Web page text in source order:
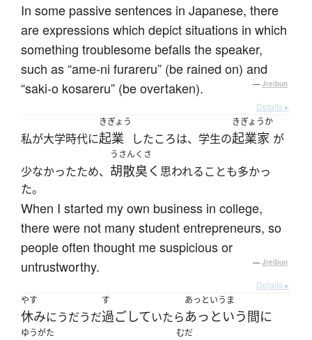
In some passive sentences in Japanese, there
are expressions which depict situations in which
something troublesome befalls the speaker,
such as “ame-ni furareru” (be rained on) and
“saki-o kosareru” (be overtaken).
— Jreibun
Details ▸
私が大学時代に
きぎょう
起業 したころは、学生の
きぎょうか
起業家 が
少なかったため、
うさんくさ
胡散臭く 思われることも多かっ
た。
When I started my own business in college,
there were not many student entrepreneurs, so
people often thought me suspicious or
untrustworthy.
— Jreibun
Details ▸
やす
休みにうだうだ
す
過ごしていたら
あっというま
あっという間に
ゆうがた むだ